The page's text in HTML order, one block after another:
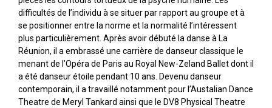
difficultés de l’individu à se situer par rapport au groupe et à
se positionner entre la norme et la normalité l’intéressent
plus particulièrement. Après avoir débuté la danse à La
Réunion, il a embrassé une carrière de danseur classique le
menant de l’Opéra de Paris au Royal New-Zeland Ballet dont il
a été danseur étoile pendant 10 ans. Devenu danseur
contemporain, il a travaillé notamment pour l’Austalian Dance
Theatre de Meryl Tankard ainsi que le DV8 Physical Theatre